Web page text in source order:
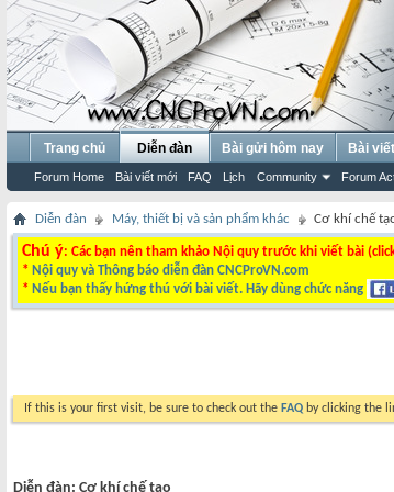
Trang chủ Diễn đàn
Forum Home Bài viết mới FAQ Lịch Community Forum
Bài gửi hôm nay Bài
Diễn đàn Máy, thiết bị và sản phẩm khác Cơ khí chế
Chú ý: Các bạn nên tham khảo Nội quy trước khi viết bài
* Nội quy và Thông báo diễn đàn CNCProVN.com
* Nếu bạn thấy hứng thú với bài viết. Hãy dùng chức năng
If this is your first visit, be sure to check out the FAQ by clicking the
Diễn đàn: Cơ khí chế tạo